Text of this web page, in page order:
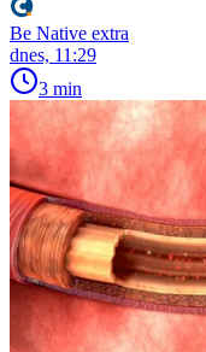
Be Native extra
dnes, 11:29
3 min